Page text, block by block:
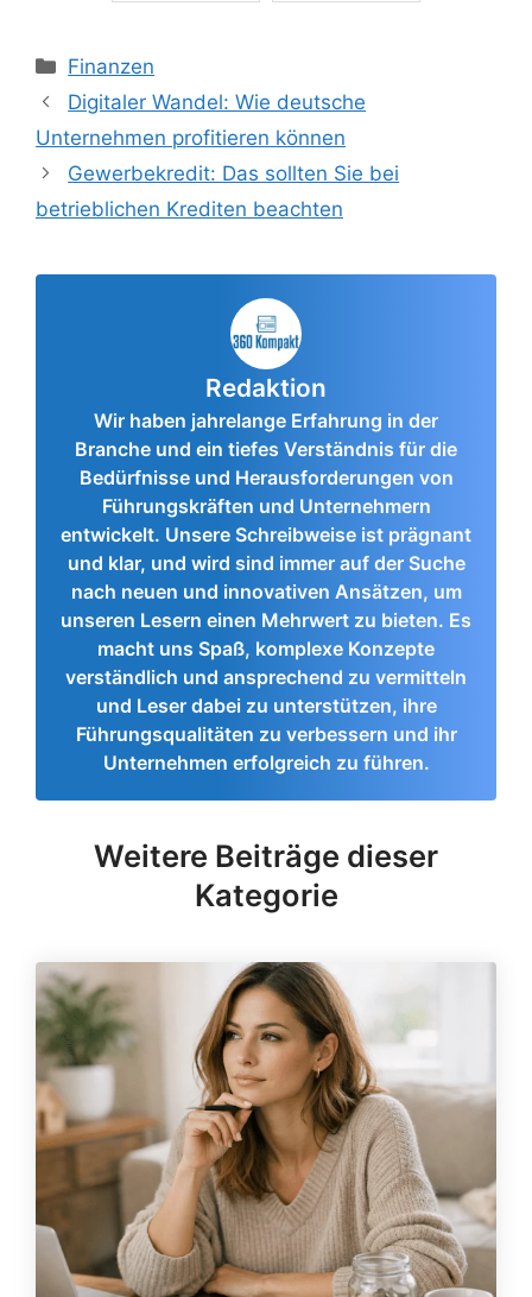
Kategorien
Finanzen
Digitaler Wandel: Wie deutsche
Unternehmen profitieren können
Gewerbekredit: Das sollten Sie bei
betrieblichen Krediten beachten
Redaktion
Wir haben jahrelange Erfahrung in der
Branche und ein tiefes Verständnis für die
Bedürfnisse und Herausforderungen von
Führungskräften und Unternehmern
entwickelt. Unsere Schreibweise ist prägnant
und klar, und wird sind immer auf der Suche
nach neuen und innovativen Ansätzen, um
unseren Lesern einen Mehrwert zu bieten. Es
macht uns Spaß, komplexe Konzepte
verständlich und ansprechend zu vermitteln
und Leser dabei zu unterstützen, ihre
Führungsqualitäten zu verbessern und ihr
Unternehmen erfolgreich zu führen.
Weitere Beiträge dieser
Kategorie